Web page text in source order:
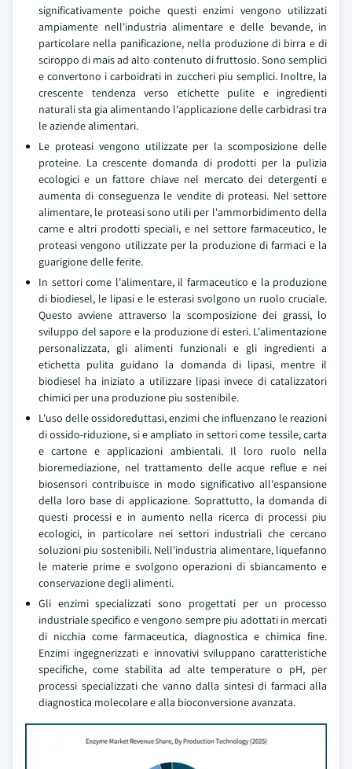
significativamente poiche questi enzimi vengono utilizzati
ampiamente nell'industria alimentare e delle bevande, in
particolare nella panificazione, nella produzione di birra e di
sciroppo di mais ad alto contenuto di fruttosio. Sono semplici
e convertono i carboidrati in zuccheri piu semplici. Inoltre, la
crescente tendenza verso etichette pulite e ingredienti
naturali sta gia alimentando l'applicazione delle carbidrasi tra
le aziende alimentari.
Le proteasi vengono utilizzate per la scomposizione delle
proteine. La crescente domanda di prodotti per la pulizia
ecologici e un fattore chiave nel mercato dei detergenti e
aumenta di conseguenza le vendite di proteasi. Nel settore
alimentare, le proteasi sono utili per l'ammorbidimento della
carne e altri prodotti speciali, e nel settore farmaceutico, le
proteasi vengono utilizzate per la produzione di farmaci e la
guarigione delle ferite.
In settori come l'alimentare, il farmaceutico e la produzione
di biodiesel, le lipasi e le esterasi svolgono un ruolo cruciale.
Questo avviene attraverso la scomposizione dei grassi, lo
sviluppo del sapore e la produzione di esteri. L'alimentazione
personalizzata, gli alimenti funzionali e gli ingredienti a
etichetta pulita guidano la domanda di lipasi, mentre il
biodiesel ha iniziato a utilizzare lipasi invece di catalizzatori
chimici per una produzione piu sostenibile.
L'uso delle ossidoreduttasi, enzimi che influenzano le reazioni
di ossido-riduzione, si e ampliato in settori come tessile, carta
e cartone e applicazioni ambientali. Il loro ruolo nella
bioremediazione, nel trattamento delle acque reflue e nei
biosensori contribuisce in modo significativo all'espansione
della loro base di applicazione. Soprattutto, la domanda di
questi processi e in aumento nella ricerca di processi piu
ecologici, in particolare nei settori industriali che cercano
soluzioni piu sostenibili. Nell'industria alimentare, liquefanno
le materie prime e svolgono operazioni di sbiancamento e
conservazione degli alimenti.
Gli enzimi specializzati sono progettati per un processo
industriale specifico e vengono sempre piu adottati in mercati
di nicchia come farmaceutica, diagnostica e chimica fine.
Enzimi ingegnerizzati e innovativi sviluppano caratteristiche
specifiche, come stabilita ad alte temperature o pH, per
processi specializzati che vanno dalla sintesi di farmaci alla
diagnostica molecolare e alla bioconversione avanzata.